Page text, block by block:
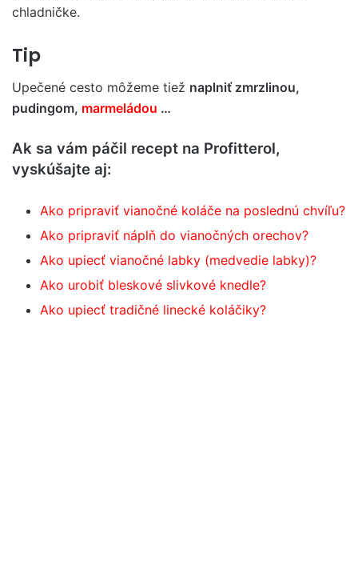
chladničke.
Tip
Upečené cesto môžeme tiež naplniť zmrzlinou,
pudingom, marmeládou …
Ak sa vám páčil recept na Profitterol,
vyskúšajte aj:
Ako pripraviť vianočné koláče na poslednú chvíľu?
Ako pripraviť náplň do vianočných orechov?
Ako upiecť vianočné labky (medvedie labky)?
Ako urobiť bleskové slivkové knedle?
Ako upiecť tradičné linecké koláčiky?